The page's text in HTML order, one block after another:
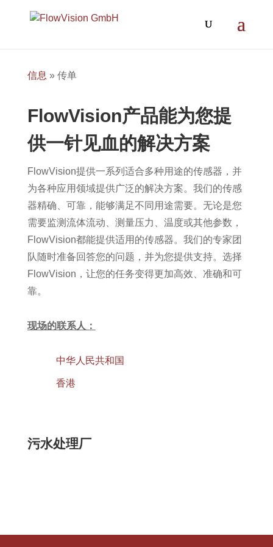
信息 » 传单
FlowVision产品能为您提
供一针见血的解决方案
FlowVision提供一系列适合多种用途的传感器，并
为各种应用领域提供广泛的解决方案。我们的传感
器精确、可靠，能够满足不同用途需要。无论是您
需要监测流体流动、测量压力、温度或其他参数，
FlowVision都能提供适用的传感器。我们的专家团
队随时准备回答您的问题，并为您提供支持。选择
FlowVision，让您的任务变得更加高效、准确和可
靠。
现场的联系人：
中华人民共和国
香港
污水处理厂